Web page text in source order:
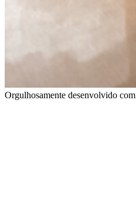
Orgulhosamente desenvolvido com